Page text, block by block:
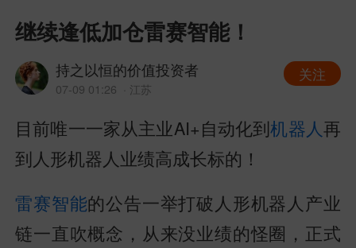
继续逢低加仓雷赛智能！
持之以恒的价值投资者
07-09 01:26 · 江苏
关注
目前唯一一家从主业AI+自动化到机器人再
到人形机器人业绩高成长标的！
雷赛智能的公告一举打破人形机器人产业
链一直吹概念，从来没业绩的怪圈，正式